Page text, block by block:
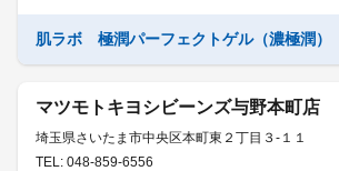
肌ラボ 極潤パーフェクトゲル（濃極潤）
マツモトキヨシビーンズ与野本町店
埼玉県さいたま市中央区本町東２丁目３-１１
TEL: 048-859-6556